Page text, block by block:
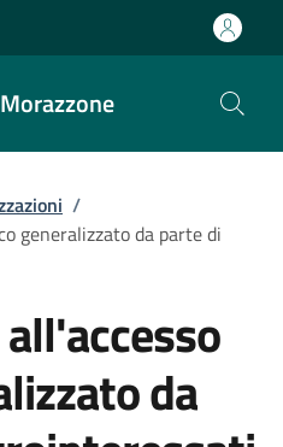
/
generalizzato da parte di
da